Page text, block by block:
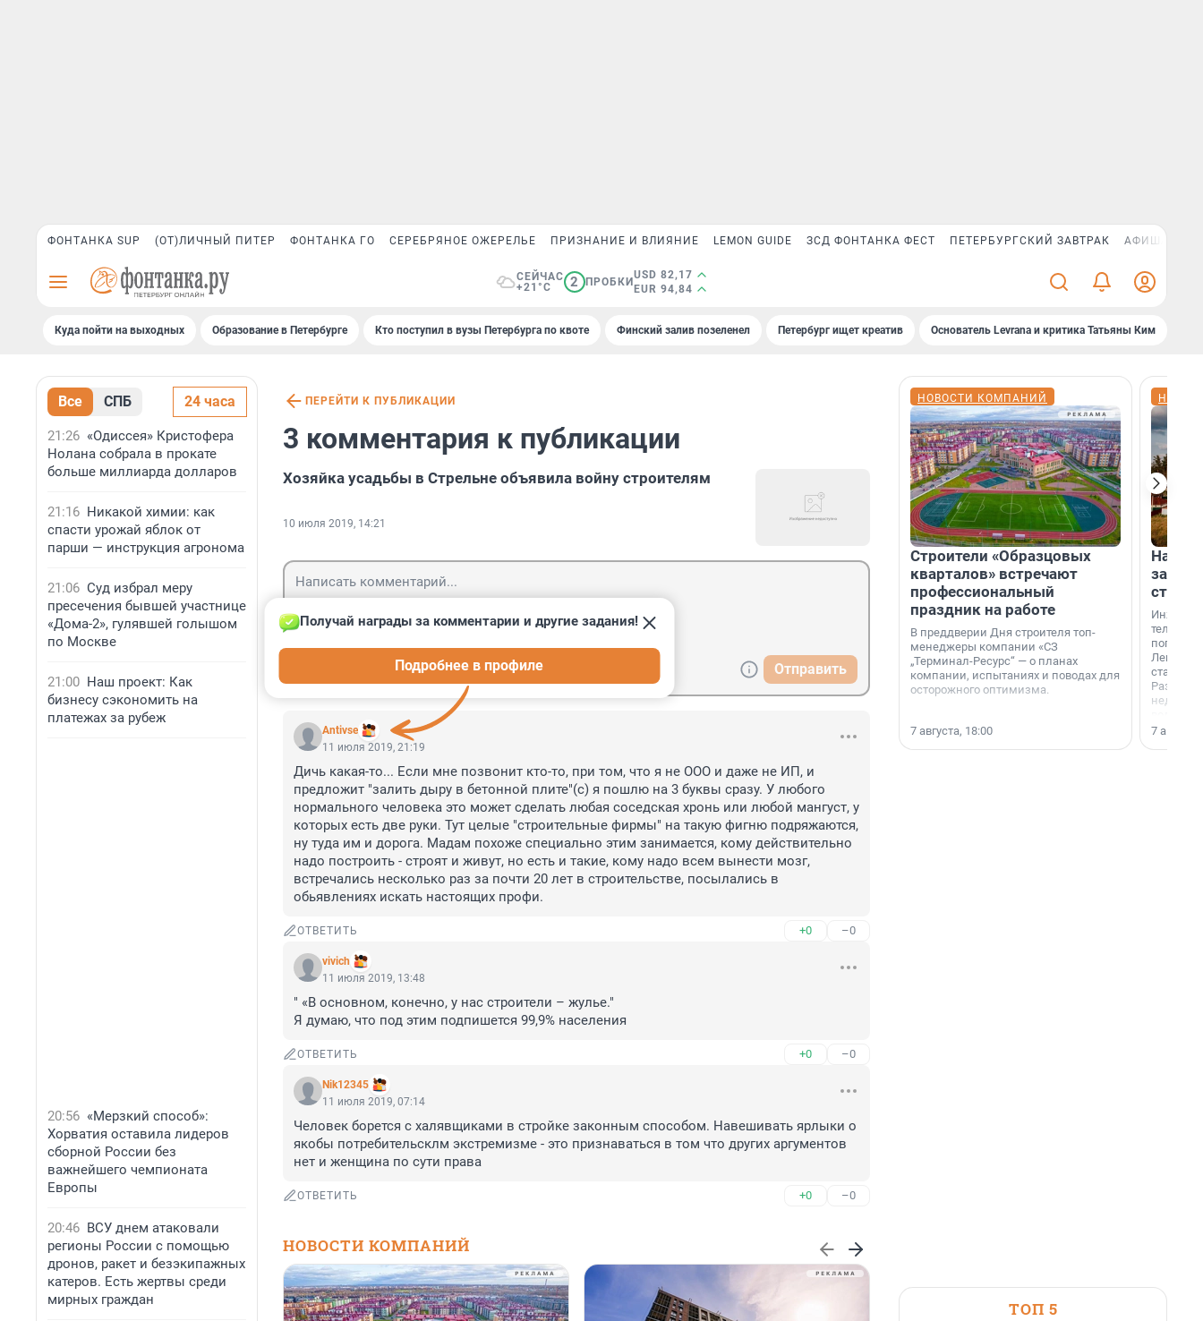
ФОНТАНКА SUP (ОТ)ЛИЧНЫЙ ПИТЕР ФОНТАНКА ГО СЕРЕБРЯНОЕ ОЖЕРЕЛЬЕ ПРИЗНАНИЕ И ВЛИЯНИЕ LEMON GUIDE ЗСД ФОНТАНКА ФЕСТ ПЕТЕРБУРГСКИЙ ЗАВТРАК АФИША PLUS
СЕЙЧАС
+21°C
2 ПРОБКИ
USD 82,17
EUR 94,84
Куда пойти на выходных Образование в Петербурге Кто поступил в вузы Петербурга по квоте Финский залив позеленел Петербург ищет креатив Основатель Levrana и критика Татьяны Ким
Все СПБ 24 часа
21:26 «Одиссея» Кристофера
Нолана собрала в прокате
больше миллиарда долларов
21:16 Никакой химии: как
спасти урожай яблок от
парши — инструкция агронома
21:06 Суд избрал меру
пресечения бывшей участнице
«Дома-2», гулявшей голышом
по Москве
21:00 Наш проект: Как
бизнесу сэкономить на
платежах за рубеж
20:56 «Мерзкий способ»:
Хорватия оставила лидеров
сборной России без
важнейшего чемпионата
Европы
20:46 ВСУ днем атаковали
регионы России с помощью
дронов, ракет и безэкипажных
катеров. Есть жертвы среди
мирных граждан
ПЕРЕЙТИ К ПУБЛИКАЦИИ
3 комментария к публикации
Хозяйка усадьбы в Стрельне объявила войну строителям
10 июля 2019, 14:21
Отправить
Antivse
Получай награды за комментарии и другие задания!
Подробнее в профиле
11 июля 2019, 21:19
Дичь какая-то... Если мне позвонит кто-то, при том, что я не ООО и даже не ИП, и
предложит "залить дыру в бетонной плите"(с) я пошлю на 3 буквы сразу. У любого
нормального человека это может сделать любая соседская хронь или любой мангуст, у
которых есть две руки. Тут целые "строительные фирмы" на такую фигню подряжаются,
ну туда им и дорога. Мадам похоже специально этим занимается, кому действительно
надо построить - строят и живут, но есть и такие, кому надо всем вынести мозг,
встречались несколько раз за почти 20 лет в строительстве, посылались в
обьявлениях искать настоящих профи.
ОТВЕТИТЬ +0 –0
vivich
11 июля 2019, 13:48
" «В основном, конечно, у нас строители – жулье."
Я думаю, что под этим подпишется 99,9% населения
ОТВЕТИТЬ +0 –0
Nik12345
11 июля 2019, 07:14
Человек борется с халявщиками в стройке законным способом. Навешивать ярлыки о
якобы потребительсклм экстремизме - это признаваться в том что других аргументов
нет и женщина по сути права
ОТВЕТИТЬ +0 –0
НОВОСТИ КОМПАНИЙ
НОВОСТИ КОМПАНИЙ
Строители «Образцовых
кварталов» встречают
профессиональный
праздник на работе
В преддверии Дня строителя топ-
менеджеры компании «СЗ
„Терминал-Ресурс“ — о планах
компании, испытаниях и поводах для
осторожного оптимизма.
7 августа, 18:00
На
станции
7
ТОП 5